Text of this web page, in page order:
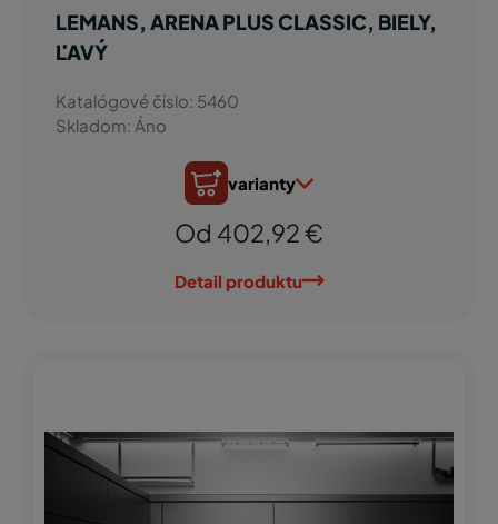
LEMANS, ARENA PLUS CLASSIC, BIELY,
ĽAVÝ
Katalógové číslo: 5460
Skladom: Áno
varianty
Od 402,92 €
Detail produktu